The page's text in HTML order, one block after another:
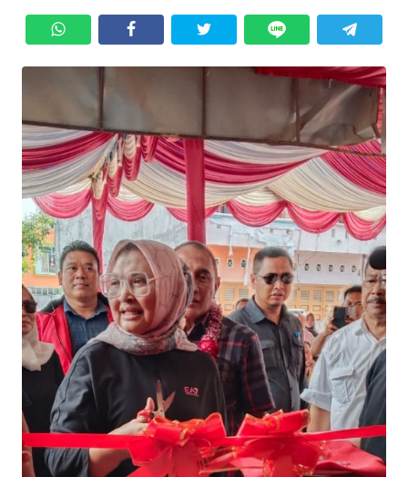
TOKOH
BERITA
KONTAK
KAMI
INFO
IKLAN
TENTANG
KAMI
PEDOMAN
MEDIA
SIBER
REDAKSI